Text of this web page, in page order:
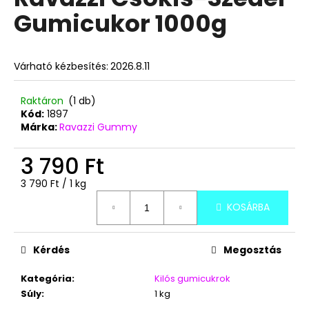
5-
ből
Gumicukor 1000g
Várható kézbesítés: 2026.8.11
Raktáron (1 db)
Kód: 1897
Márka:Ravazzi Gummy
3 790 Ft
Egységár:
3 790 Ft / 1 kg
KOSÁRBA
Kategória:
Kilós gumicukrok
Súly: 1 kg
Kérdés Megosztás
á
n
u
k
TUTTI
80G
390